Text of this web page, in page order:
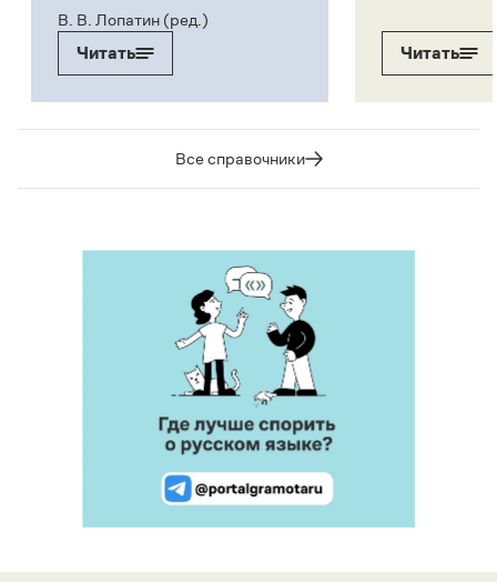
В. В. Лопатин (ред.)
Читать
Читать
Все справочники